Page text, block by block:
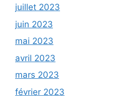
juillet 2023
juin 2023
mai 2023
avril 2023
mars 2023
février 2023